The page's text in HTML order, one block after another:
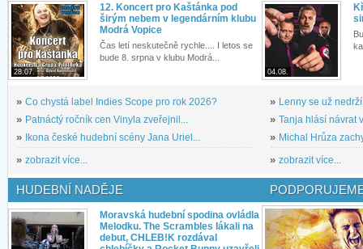
28.07.
12. Koncert pro Kaštánka pod
širým nebem v legendárním klubu
Modrá Vopice
Čas letí neskutečně rychle.... I letos se
bude 8. srpna v klubu Modrá...
» Co chystá label Indies Scope pro rok 2026?
» Patnáctý ročník cen Vinyla zveřejnil...
» Ikona české hudební scény Jana Uriel...
» zobrazit více...
04.08.
» Lenny se už
» Tanja hlásí návrat
» Michal Hrůza
» zobrazit více...
HUDEBNÍ NADĚJE
Moravská hudební spodina ovládla
Melodku. The Scrambles lákali na
debut, CHLEB!K rozdával